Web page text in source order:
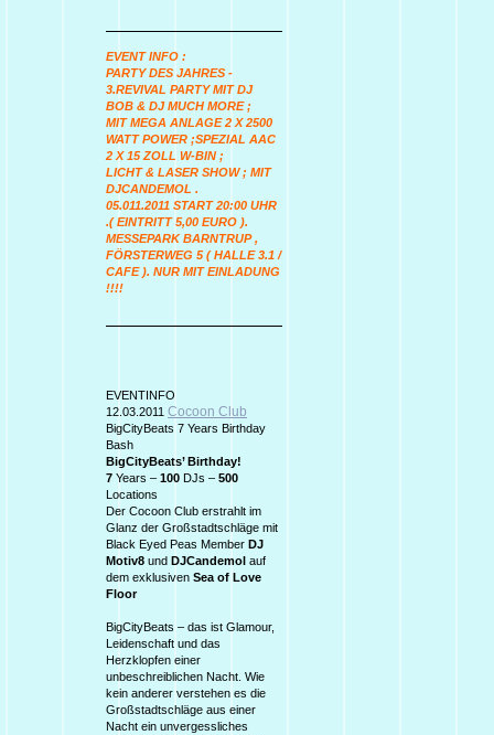
EVENT INFO :
PARTY DES JAHRES -
3.REVIVAL PARTY MIT DJ
BOB & DJ MUCH MORE ;
MIT MEGA ANLAGE 2 X 2500
WATT POWER ;SPEZIAL AAC
2 X 15 ZOLL W-BIN ;
LICHT & LASER SHOW ; MIT
DJCANDEMOL .
05.011.2011 START 20:00 UHR
.( EINTRITT 5,00 EURO ).
MESSEPARK BARNTRUP ,
FÖRSTERWEG 5 ( HALLE 3.1 /
CAFE ). NUR MIT EINLADUNG
!!!!
EVENTINFO
12.03.2011 Cocoon Club
BigCityBeats 7 Years Birthday
Bash
BigCityBeats’ Birthday!
7 Years – 100 DJs – 500
Locations
Der Cocoon Club erstrahlt im
Glanz der Großstadtschläge mit
Black Eyed Peas Member DJ
Motiv8 und DJCandemol auf
dem exklusiven Sea of Love
Floor
BigCityBeats – das ist Glamour,
Leidenschaft und das
Herzklopfen einer
unbeschreiblichen Nacht. Wie
kein anderer verstehen es die
Großstadtschläge aus einer
Nacht ein unvergessliches